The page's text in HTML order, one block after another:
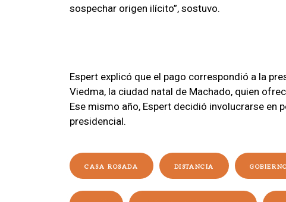
sospechar origen ilícito”, sostuvo.
Espert explicó que el pago correspondió a la
Viedma, la ciudad natal de Machado, quien
Ese mismo año, Espert decidió involucrarse en
presidencial.
CASA ROSADA DISTANCIA